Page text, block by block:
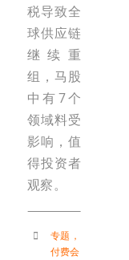
税导致全
球供应链
继续重
组，马股
中有7个
领域料受
影响，值
得投资者
观察。
专题 ，
付费会